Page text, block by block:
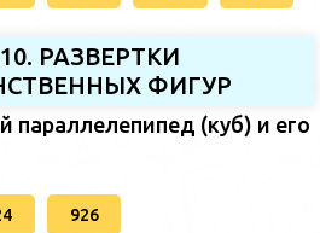
10. РАЗВЕРТКИ
ФИГУР
параллелепипед (куб) и его
926